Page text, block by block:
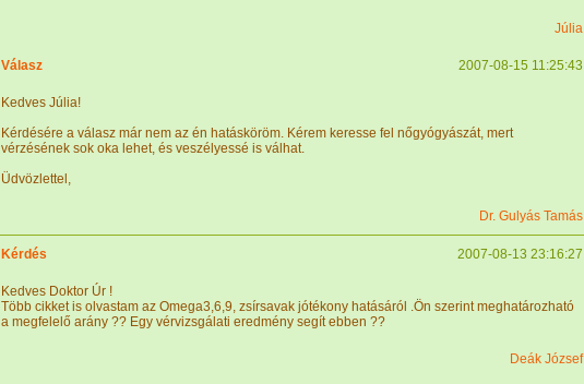
Júlia
Válasz 2007-08-15 11:25:43
Kedves Júlia!
Kérdésére a válasz már nem az én hatásköröm. Kérem keresse fel nőgyógyászát, mert
vérzésének sok oka lehet, és veszélyessé is válhat.
Üdvözlettel,
Dr. Gulyás Tamás
Kérdés 2007-08-13 23:16:27
Kedves Doktor Úr !
Több cikket is olvastam az Omega3,6,9, zsírsavak jótékony hatásáról .Ön szerint meghatározható
a megfelelő arány ?? Egy vérvizsgálati eredmény segít ebben ??
Deák József